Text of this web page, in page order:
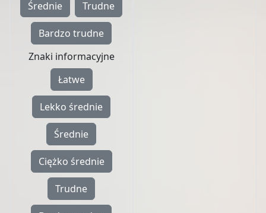
Średnie Trudne
Bardzo trudne
Znaki informacyjne
Łatwe
Lekko średnie
Średnie
Ciężko średnie
Trudne